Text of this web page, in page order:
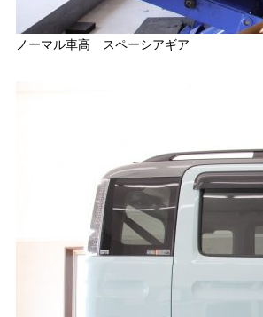
ノーマル車高 スペーシアギア